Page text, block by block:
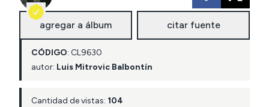
agregar a álbum citar fuente
CÓDIGO: CL9630
autor: Luis Mitrovic Balbontín
Cantidad de vistas: 104